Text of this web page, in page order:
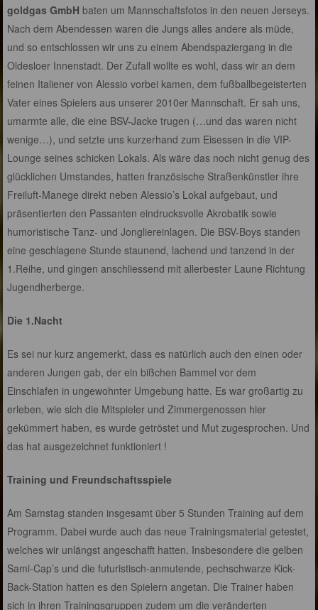
goldgas GmbH baten um Mannschaftsfotos in den neuen Jerseys.
Nach dem Abendessen waren die Jungs alles andere als müde,
und so entschlossen wir uns zu einem Abendspaziergang in die
Oldesloer Innenstadt. Der Zufall wollte es wohl, dass wir an dem
feinen Italiener von Alessio vorbei kamen, dem fußballbegeisterten
Vater eines Spielers aus unserer 2010er Mannschaft. Er sah uns,
umarmte alle, die eine BSV-Jacke trugen (…und das waren nicht
wenige…), und setzte uns kurzerhand zum Eisessen in die VIP-
Lounge seines schicken Lokals. Als wäre das noch nicht genug des
glücklichen Umstandes, hatten französische Straßenkünstler ihre
Freiluft-Manege direkt neben Alessio’s Lokal aufgebaut, und
präsentierten den Passanten eindrucksvolle Akrobatik sowie
humoristische Tanz- und Jongliereinlagen. Die BSV-Boys standen
eine geschlagene Stunde staunend, lachend und tanzend in der
1.Reihe, und gingen anschliessend mit allerbester Laune Richtung
Jugendherberge.
Die 1.Nacht
Es sei nur kurz angemerkt, dass es natürlich auch den einen oder
anderen Jungen gab, der ein bißchen Bammel vor dem
Einschlafen in ungewohnter Umgebung hatte. Es war großartig zu
erleben, wie sich die Mitspieler und Zimmergenossen hier
gekümmert haben, es wurde getröstet und Mut zugesprochen. Und
das hat ausgezeichnet funktioniert !
Training und Freundschaftsspiele
Am Samstag standen insgesamt über 5 Stunden Training auf dem
Programm. Dabei wurde auch das neue Trainingsmaterial getestet,
welches wir unlängst angeschafft hatten. Insbesondere die gelben
Sami-Cap’s und die futuristisch-anmutende, pechschwarze Kick-
Back-Station hatten es den Spielern angetan. Die Trainer haben
sich in ihren Trainingsgruppen zudem um die veränderten